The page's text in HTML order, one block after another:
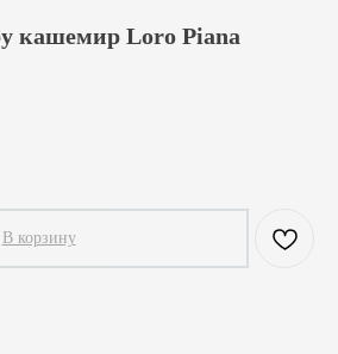
кашемир Loro Piana
В корзину